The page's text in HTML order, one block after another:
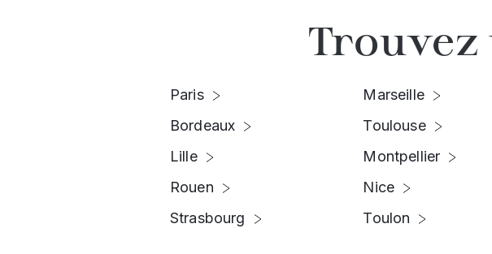
Paris
Bordeaux
Lille
Rouen
Strasbourg
Marseille
Toulouse
Montpellier
Nice
Toulon